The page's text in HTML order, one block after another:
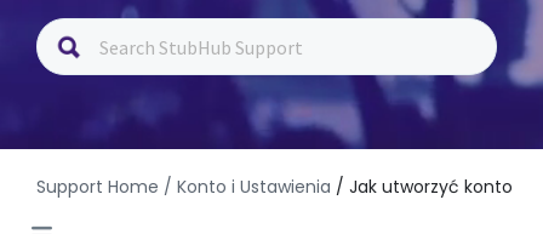
Support Home / Konto i Ustawienia / Jak utworzyć konto